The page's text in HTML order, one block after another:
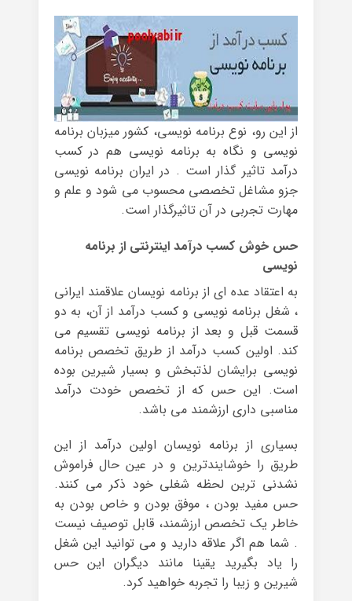
از این رو، نوع برنامه نویسی، کشور میزبان برنامه
نویسی و نگاه به برنامه نویسی هم در کسب
درآمد تاثیر گذار است . در ایران برنامه نویسی
جزو مشاغل تخصصی محسوب می شود و علم و
مهارت تجربی در آن تاثیرگذار است.
حس خوش کسب درآمد اینترنتی از برنامه
نویسی
به اعتقاد عده ای از برنامه نویسان علاقمند ایرانی
، شغل برنامه نویسی و کسب درآمد از آن، به دو
قسمت قبل و بعد از برنامه نویسی تقسیم می
کند. اولین کسب درآمد از طریق تخصص برنامه
نویسی برایشان لذتبخش و بسیار شیرین بوده
است. این حس که از تخصص خودت درآمد
مناسبی داری ارزشمند می باشد.
بسیاری از برنامه نویسان اولین درآمد از این
طریق را خوشایندترین و در عین حال فراموش
نشدنی ترین لحظه شغلی خود ذکر می کنند.
حس مفید بودن ، موفق بودن و خاص بودن به
خاطر یک تخصص ارزشمند، قابل توصیف نیست
. شما هم اگر علاقه دارید و می توانید این شغل
را یاد بگیرید یقینا مانند دیگران این حس
شیرین و زیبا را تجربه خواهید کرد.